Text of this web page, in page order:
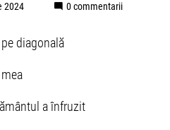
2024 0 commentarii
diagonală
a înfruzit